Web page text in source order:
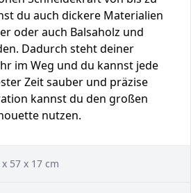
du auch dickere Materialien
oder auch Balsaholz und
Dadurch steht deiner
im Weg und du kannst jede
Zeit sauber und präzise
kannst du den großen
nutzen.
57 x 17 cm